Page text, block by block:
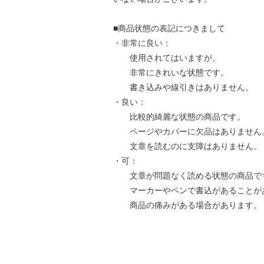
■商品状態の表記につきまして
・非常に良い：
使用されてはいますが、
非常にきれいな状態です。
書き込みや線引きはありません。
・良い：
比較的綺麗な状態の商品です。
ページやカバーに欠品はありません
文章を読むのに支障はありません。
・可：
文章が問題なく読める状態の商品で
マーカーやペンで書込があることが
商品の痛みがある場合があります。